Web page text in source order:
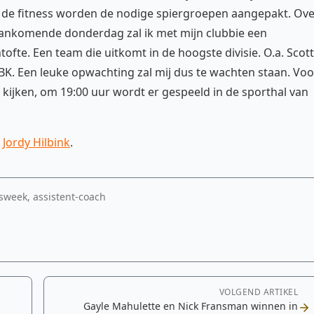
fitness worden de nodige spiergroepen aangepakt.
donderdag zal ik met mijn clubbie een
Een team die uitkomt in de hoogste divisie. O.a. Scott
Een leuke opwachting zal mij dus te wachten staan.
om 19:00 uur wordt er gespeeld in de sporthal van
Jordy Hilbink.
assistent-coach
VOLGEND ARTIKEL
Gayle Mahulette en Nick Fransman winnen in